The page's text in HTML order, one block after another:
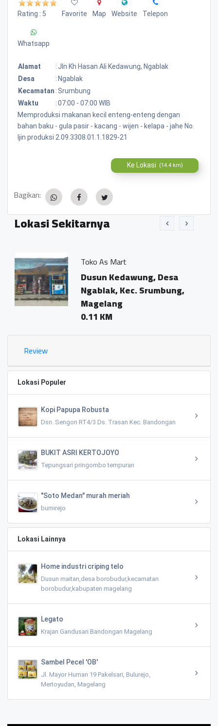
Rating : 5 Favorite Map Website Telepon
Whatsapp
Alamat : Jln Kh Hasan Ali Kedawung, Ngablak
Desa
: Ngablak
Kecamatan : Srumbung
Waktu
:07:00 - 07:00 WIB
Memproduksi makanan kecil enteng-enteng dengan
bahan baku - gula pasir - kacang - wijen - kelapa - jahe No.
Ijin produksi 2.09.3308.01.1.1829-21
Ke Lokasi (14.4 km)
Bagikan:
Lokasi Sekitarnya
Toko As Mart
Dusun Kedawung, Desa
Ngablak, Kec. Srumbung,
Magelang
0.11 KM
Review
Lokasi Populer
Kopi Papupa Robusta
Dsn. Sengon RT4/3 Ds. Trasan Kec. Bandongan
BUKIT ASRI KERTOJOYO
Tepungsari pringombo tempuran
"Soto Medan" murah meriah
bumirejo
Lokasi Lainnya
Home industri criping telo
Dusun maitan,desa borobudur,kecamatan
borobudur,kabupaten magelang
Legato
Krajan Gandusari Bandongan Magelang
Sambel Pecel 'OB'
Jl. Mayor Human 19 Pakelsari, Bulurejo,
Mertoyudan, Magelang